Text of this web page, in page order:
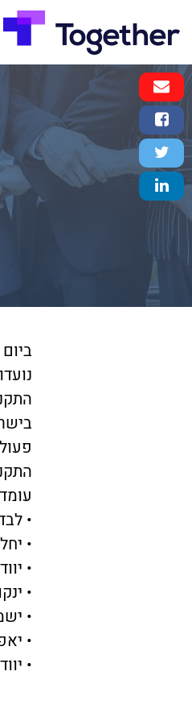
•
•
•
•
•
•
•
Email
Message
Facebook
Share
Twitter
Tweet
LinkedIn
Share